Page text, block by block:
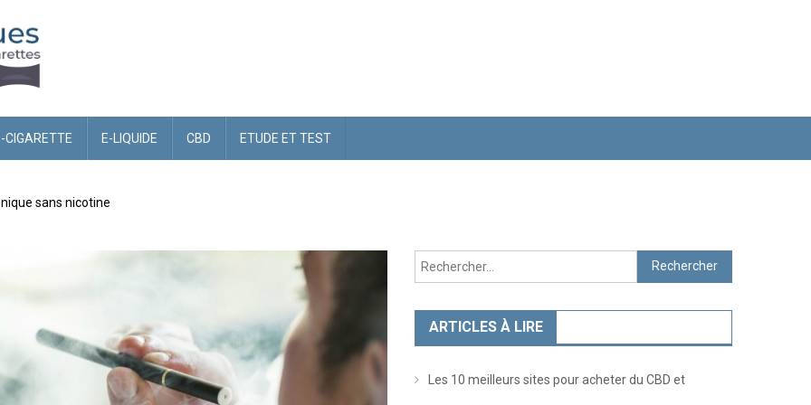
CIGARETTE E-LIQUIDE CBD ETUDE ET TEST
sans nicotine
Rechercher :
ARTICLES À LIRE
Les 10 meilleurs sites pour acheter du CBD et